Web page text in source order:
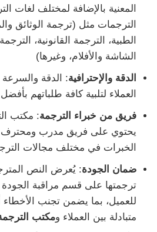
المعنية بالإضافة لمختلف لغات
الترجمات مثل (ترجمة الوثائق
الطبية، الترجمة القانونية،
الشاشة والأفلام، وغيرها)
الدقة والإحترافية: الدقة والسرعة
العملاء لتلبية كافة طلباتهم
فريق من خبراء الترجمة: مكتب
يحتوي على فريق مدرب ومحترف
الخبرات في مختلف مجالات
ضمان الجودة: يُعرض النص
ترجمتها على قسم مراقبة الجودة
للعميل، بما يضمن تجنب الأخطاء
متبادلة بين العملاء ومكتب